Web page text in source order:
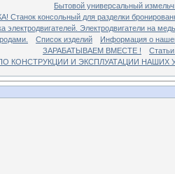
Бытовой универсальный
Станок консольный для разделки
Электродвигатели на
Список изделий
Информация о
ЗАРАБАТЫВАЕМ ВМЕСТЕ !
КОНСТРУКЦИИ И ЭКСПЛУАТАЦИИ НАШИХ